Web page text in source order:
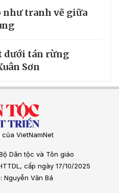
như tranh vẽ giữa
dưới tán rừng
Sơn
VietNamNet
Dân tộc và Tôn giáo
cấp ngày 17/10/2025
Nguyễn Văn Bá